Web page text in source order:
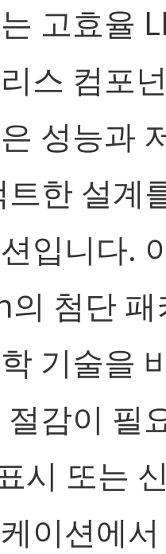
고효율
스 컴포
성능과
한 설계
입니다.
의 첨단
기술을
감이 필
시 또는
이션에